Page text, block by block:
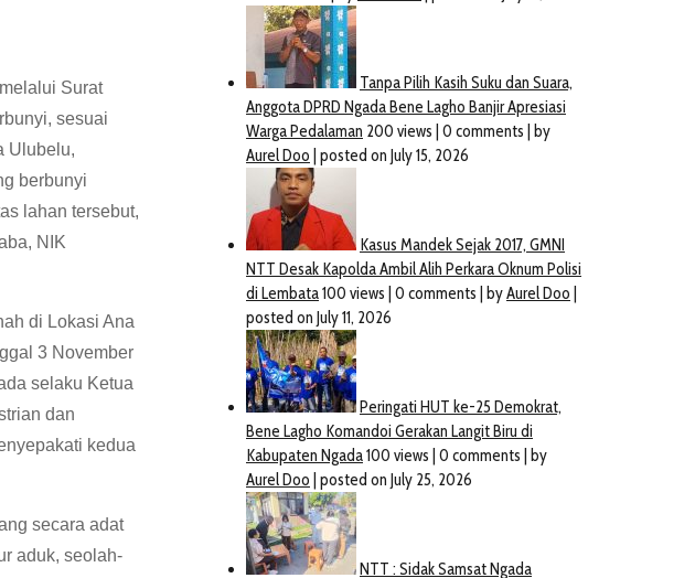
Surat
sesuai
Ulubelu,
berbunyi
lahan tersebut,
NIK
di Lokasi Ana
3 November
selaku Ketua
dan
kedua
secara adat
aduk, seolah-